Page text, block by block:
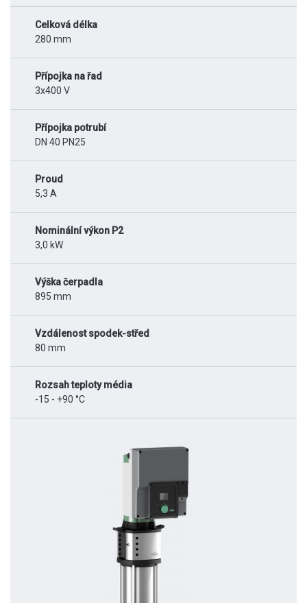
Celková délka
280 mm
Přípojka na řad
3x400 V
Přípojka potrubí
DN 40 PN25
Proud
5,3 A
Nominální výkon P2
3,0 kW
Výška čerpadla
895 mm
Vzdálenost spodek-střed
80 mm
Rozsah teploty média
-15 - +90 °C